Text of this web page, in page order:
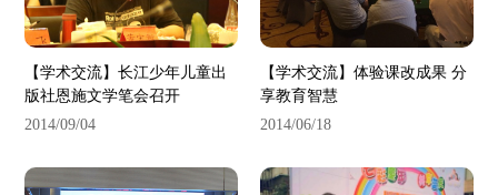
【学术交流】长江少年儿童出
版社恩施文学笔会召开
2014/09/04
【学术交流】体验课改成果 分
享教育智慧
2014/06/18